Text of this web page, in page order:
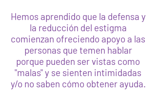
Hemos aprendido que la defensa y
la reducción del estigma
comienzan ofreciendo apoyo a las
personas que temen hablar
porque pueden ser vistas como
"malas" y se sienten intimidadas
y/o no saben cómo obtener ayuda.